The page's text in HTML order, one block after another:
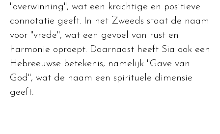
"overwinning", wat een krachtige en positieve
connotatie geeft. In het Zweeds staat de naam
voor "vrede", wat een gevoel van rust en
harmonie oproept. Daarnaast heeft Sia ook een
Hebreeuwse betekenis, namelijk "Gave van
God", wat de naam een spirituele dimensie
geeft.